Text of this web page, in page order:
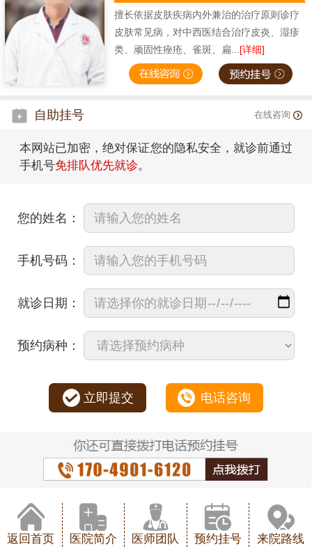
擅长依据皮肤疾病内外兼治的治疗原则诊疗
皮肤常见病，对中西医结合治疗皮炎、湿疹
类、顽固性痤疮、雀斑、扁...[详细]
自助挂号 在线咨询
本网站已加密，绝对保证您的隐私安全，就诊前通过
手机号免排队优先就诊。
您的姓名：
手机号码：
就诊日期：
预约病种：
立即提交 电话咨询
返回首页 医院简介 医师团队 预约挂号 来院路线